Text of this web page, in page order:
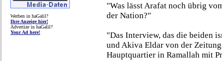
Werben in haGalil?
Ihre Anzeige hier!
Advertize in haGalil?
Your Ad here!
"Was lässt Arafat noch übrig
der Nation?"
"Das Interview, das die beiden
und Akiva Eldar von der
Hauptquartier in Ramallah mit